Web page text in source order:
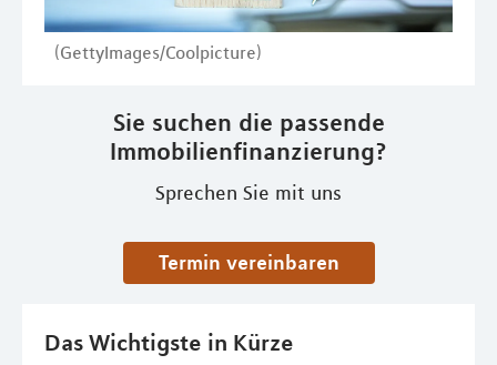
(GettyImages/Coolpicture)
Sie suchen die passende
Immobilienfinanzierung?
Sprechen Sie mit uns
Termin vereinbaren
Das Wichtigste in Kürze